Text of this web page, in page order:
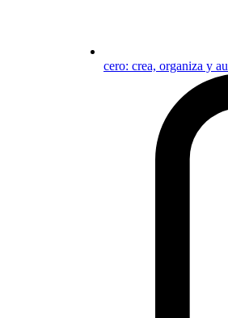
cero: crea, organiza y